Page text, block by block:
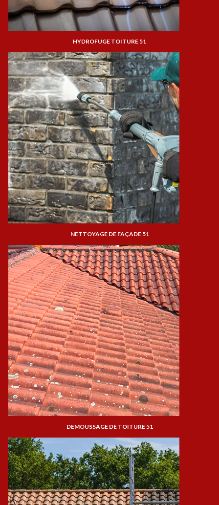
HYDROFUGE TOITURE 51
NETTOYAGE DE FAÇADE 51
DEMOUSSAGE DE TOITURE 51